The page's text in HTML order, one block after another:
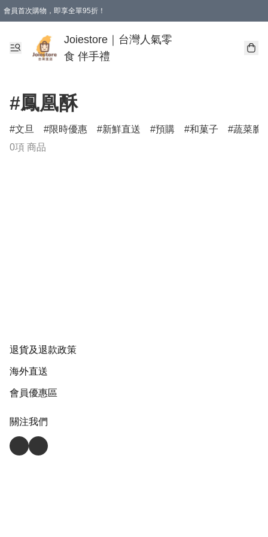
會員首次購物，即享全單95折！
購物滿 HKD 350.00即享免運費優惠！（適用於 本地送貨、本地取貨 )
Joiestore｜台灣人氣零
食 伴手禮
#鳳凰酥
文旦 限時優惠 新鮮直送 預購 和菓子
蔬菜脆
0項 商品
退貨及退款政策
海外直送
會員優惠區
關注我們